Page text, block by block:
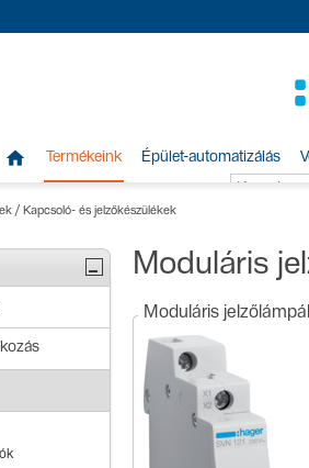
 Termékeink Épület-automatizálás
/ Kapcsoló- és jelzőkészülékek
Moduláris
Moduláris